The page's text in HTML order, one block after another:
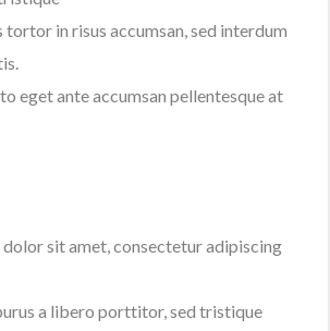
in risus accumsan, sed interdum
eget ante accumsan pellentesque at
dolor sit amet, consectetur adipiscing
a libero porttitor, sed tristique